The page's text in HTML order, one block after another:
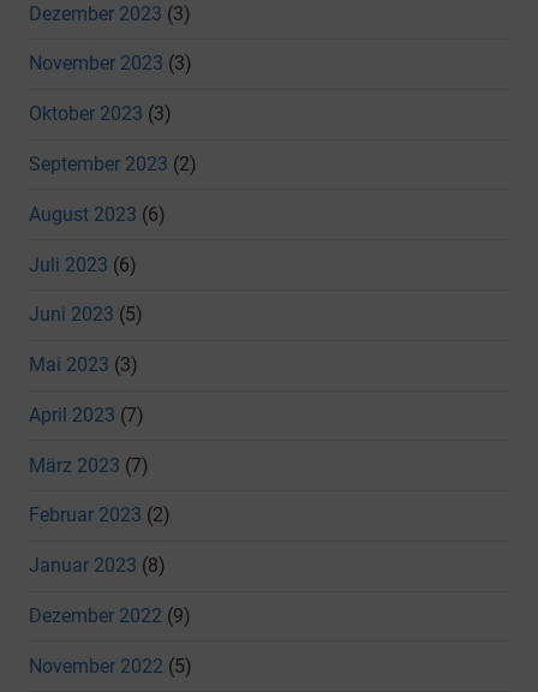
Dezember 2023 (3)
November 2023 (3)
Oktober 2023 (3)
September 2023 (2)
August 2023 (6)
Juli 2023 (6)
Juni 2023 (5)
Mai 2023 (3)
April 2023 (7)
März 2023 (7)
Februar 2023 (2)
Januar 2023 (8)
Dezember 2022 (9)
November 2022 (5)